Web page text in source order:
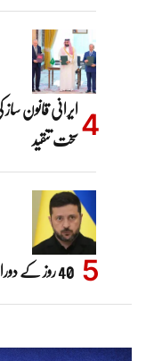
ایرانی قانون
سخت تنقید
40 روز کے دوران کیف نے 40 سے زیادہ بستیاں کھودیں